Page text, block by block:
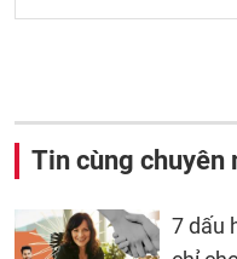
Tin cùng chuyên
7 dấu